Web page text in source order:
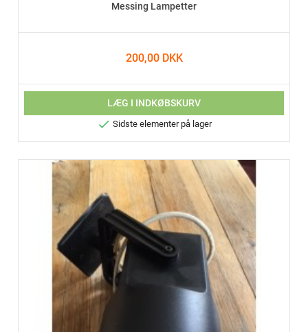
Messing Lampetter
200,00 DKK
LÆG I INDKØBSKURV
 Sidste elementer på lager